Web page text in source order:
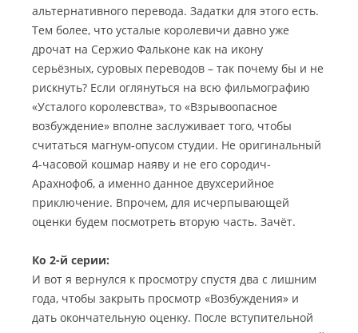
альтернативного перевода. Задатки для этого есть.
Тем более, что усталые королевичи давно уже
дрочат на Сержио Фальконе как на икону
серьёзных, суровых переводов – так почему бы и не
рискнуть? Если оглянуться на всю фильмографию
«Усталого королевства», то «Взрывоопасное
возбуждение» вполне заслуживает того, чтобы
считаться магнум-опусом студии. Не оригинальный
4-часовой кошмар наяву и не его сородич-
Арахнофоб, а именно данное двухсерийное
приключение. Впрочем, для исчерпывающей
оценки будем посмотреть вторую часть. Зачёт.
Ко 2-й серии:
И вот я вернулся к просмотру спустя два с лишним
года, чтобы закрыть просмотр «Возбуждения» и
дать окончательную оценку. После вступительной